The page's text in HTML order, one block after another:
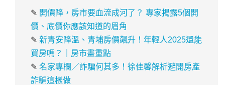
✎ 開價降，房市要血流成河了？ 專家揭露5個開
價、底價你應該知道的眉角
✎新青安降溫、青埔房價飆升！年輕人2025還能
買房嗎？｜房市畫重點
✎名家專欄／詐騙何其多！徐佳馨解析避開房產
詐騙這樣做